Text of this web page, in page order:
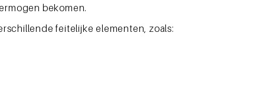
bekomen.
feitelijke elementen, zoals: